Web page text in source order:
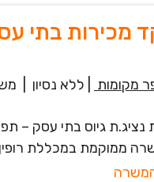
מכירות בתי
מקומות ללא נסיון
גיוס בתי עסק –
ממוקמת במכללת